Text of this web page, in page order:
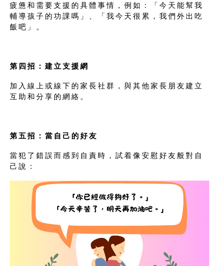
疲憊和需要支援的具體事情，例如：「今天能幫我
輔導孩子的功課嗎」、「我今天很累，我們外出吃
飯吧」。
第四招：建立支援網
加入線上或線下的家長社群，與其他家長朋友建立
互助和分享的網絡。
第五招： 當自己的好友
當犯了錯誤而感到自責時，試着像安慰好友般對自
己說：